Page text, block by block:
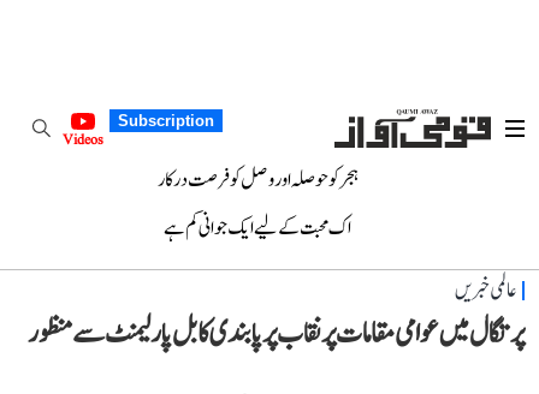
Subscription
Videos
ہجر کو حوصلہ اور وصل کو فرصت درکار
اک محبت کے لیے ایک جوانی کم ہے
عالمی خبریں
پرتگال میں عوامی مقامات پر نقاب پر پابندی کا بل پارلیمنٹ سے منظور